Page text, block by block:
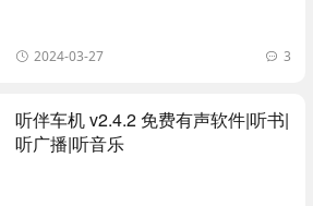
2024-03-27 3
听伴车机 v2.4.2 免费有声软件|听书|
听广播|听音乐